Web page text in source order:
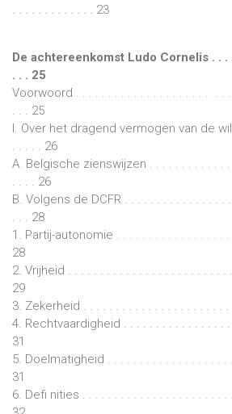
. . . . . . . . . . . . . 23
De achtereenkomst Ludo Cornelis . . . .
. . . 25
Voorwoord . . . . . . . . . . . . . . . . . . . . . . .
. . . 25
I. Over het dragend vermogen van de
. . . . . 26
A. Belgische zienswijzen . . . . . . . . . . . . .
. . . . 26
B. Volgens de DCFR . . . . . . . . . . . . . . . .
. . . 28
1. Partij-autonomie . . . . . . . . . . . . . . . . .
28
2. Vrijheid . . . . . . . . . . . . . . . . . . . . . . . . .
29
3. Zekerheid . . . . . . . . . . . . . . . . . . . . . .
4. Rechtvaardigheid . . . . . . . . . . . . . . . .
31
5. Doelmatigheid . . . . . . . . . . . . . . . . . . .
31
6. Defi nities . . . . . . . . . . . . . . . . . . . . . . .